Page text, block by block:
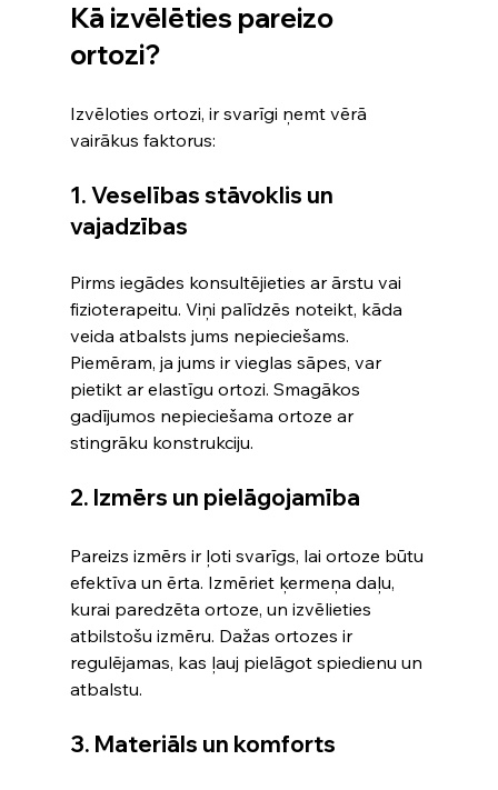
Kā izvēlēties pareizo
ortozi?
Izvēloties ortozi, ir svarīgi ņemt vērā
vairākus faktorus:
1. Veselības stāvoklis un
vajadzības
Pirms iegādes konsultējieties ar ārstu vai
fizioterapeitu. Viņi palīdzēs noteikt, kāda
veida atbalsts jums nepieciešams.
Piemēram, ja jums ir vieglas sāpes, var
pietikt ar elastīgu ortozi. Smagākos
gadījumos nepieciešama ortoze ar
stingrāku konstrukciju.
2. Izmērs un pielāgojamība
Pareizs izmērs ir ļoti svarīgs, lai ortoze būtu
efektīva un ērta. Izmēriet ķermeņa daļu,
kurai paredzēta ortoze, un izvēlieties
atbilstošu izmēru. Dažas ortozes ir
regulējamas, kas ļauj pielāgot spiedienu un
atbalstu.
3. Materiāls un komforts